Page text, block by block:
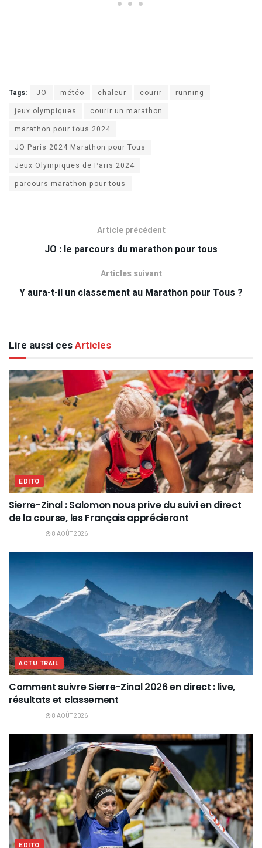
Tags: JO météo chaleur courir
running
jeux olympiques
courir un marathon
marathon pour tous 2024
JO Paris 2024 Marathon pour Tous
Jeux Olympiques de Paris 2024
parcours marathon pour tous
Article précédent
JO : le parcours du marathon pour tous
Articles suivant
Y aura-t-il un classement au Marathon pour Tous ?
Lire aussi cesArticles
EDITO
Sierre-Zinal : Salomon nous prive du suivi en direct
de la course, les Français apprécieront
8 AOÛT 2026
ACTU TRAIL
Comment suivre Sierre-Zinal 2026 en direct : live,
résultats et classement
8 AOÛT 2026
EDITO